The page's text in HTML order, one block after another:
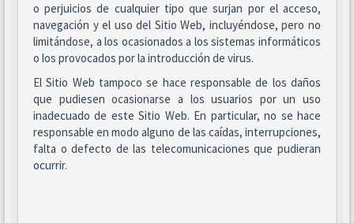
o perjuicios de cualquier tipo que surjan por el acceso,
navegación y el uso del Sitio Web, incluyéndose, pero no
limitándose, a los ocasionados a los sistemas informáticos
o los provocados por la introducción de virus.
El Sitio Web tampoco se hace responsable de los daños
que pudiesen ocasionarse a los usuarios por un uso
inadecuado de este Sitio Web. En particular, no se hace
responsable en modo alguno de las caídas, interrupciones,
falta o defecto de las telecomunicaciones que pudieran
ocurrir.